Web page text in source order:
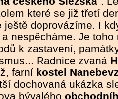
které se již třetí
ještě doprovázíme. I
nespěcháme. Je toho
k zastavení,
Radnice zvaná
farní kostel
dochovaná ukázka
bývalého